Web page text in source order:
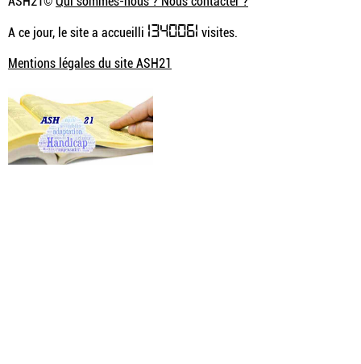
A ce jour, le site a accueilli 1340061 visites.
Mentions légales du site ASH21